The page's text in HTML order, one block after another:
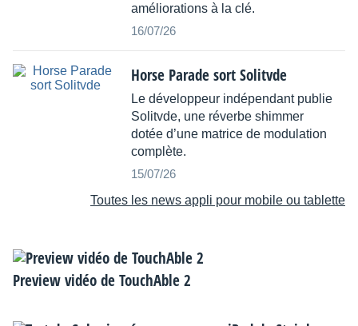
améliorations à la clé.
16/07/26
Horse Parade sort Solitvde
Le développeur indépendant publie
Solitvde, une réverbe shimmer
dotée d’une matrice de modulation
complète.
15/07/26
Toutes les news appli pour mobile ou tablette
Preview vidéo de TouchAble 2